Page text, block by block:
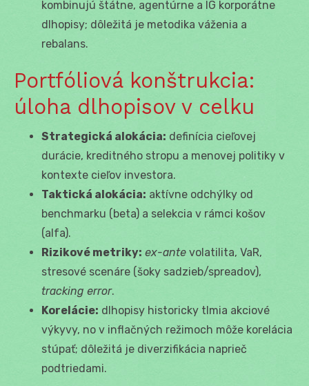
kombinujú štátne, agentúrne a IG korporátne
dlhopisy; dôležitá je metodika váženia a
rebalans.
Portfóliová konštrukcia:
úloha dlhopisov v celku
Strategická alokácia: definícia cieľovej
durácie, kreditného stropu a menovej politiky v
kontexte cieľov investora.
Taktická alokácia: aktívne odchýlky od
benchmarku (beta) a selekcia v rámci košov
(alfa).
Rizikové metriky: ex-ante volatilita, VaR,
stresové scenáre (šoky sadzieb/spreadov),
tracking error.
Korelácie: dlhopisy historicky tlmia akciové
výkyvy, no v inflačných režimoch môže korelácia
stúpať; dôležitá je diverzifikácia naprieč
podtriedami.